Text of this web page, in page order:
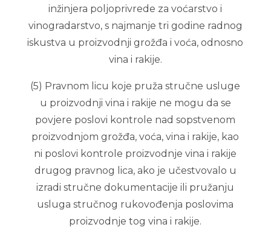
inžinjera poljoprivrede za voćarstvo i
vinogradarstvo, s najmanje tri godine radnog
iskustva u proizvodnji grožđa i voća, odnosno
vina i rakije.
(5) Pravnom licu koje pruža stručne usluge
u proizvodnji vina i rakije ne mogu da se
povjere poslovi kontrole nad sopstvenom
proizvodnjom grožđa, voća, vina i rakije, kao
ni poslovi kontrole proizvodnje vina i rakije
drugog pravnog lica, ako je učestvovalo u
izradi stručne dokumentacije ili pružanju
usluga stručnog rukovođenja poslovima
proizvodnje tog vina i rakije.